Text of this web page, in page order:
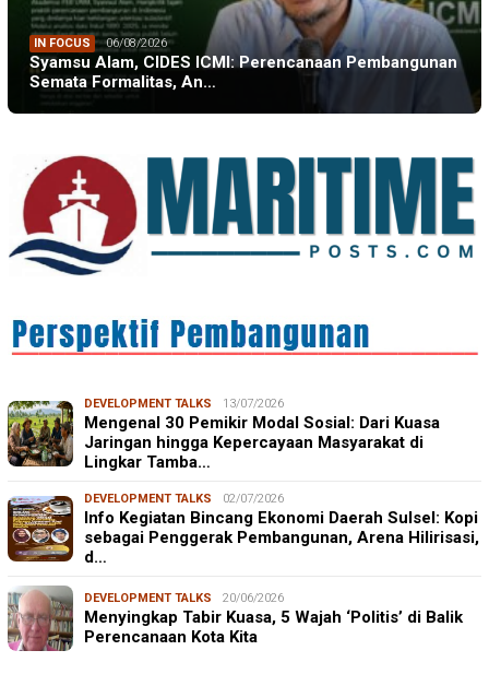
IN FOCUS 06/08/2026
Syamsu Alam, CIDES ICMI: Perencanaan Pembangunan
Semata Formalitas, An…
DEVELOPMENT TALKS 13/07/2026
Mengenal 30 Pemikir Modal Sosial: Dari Kuasa
Jaringan hingga Kepercayaan Masyarakat di
Lingkar Tamba…
DEVELOPMENT TALKS 02/07/2026
Info Kegiatan Bincang Ekonomi Daerah Sulsel: Kopi
sebagai Penggerak Pembangunan, Arena Hilirisasi,
d…
DEVELOPMENT TALKS 20/06/2026
Menyingkap Tabir Kuasa, 5 Wajah ‘Politis’ di Balik
Perencanaan Kota Kita